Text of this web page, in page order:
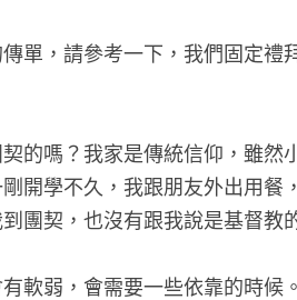
傳單，請參考一下，我們固定
的嗎？我家是傳統信仰，雖然
開學不久，我跟朋友外出用餐
團契，也沒有跟我說是基督教
軟弱，會需要一些依靠的時候